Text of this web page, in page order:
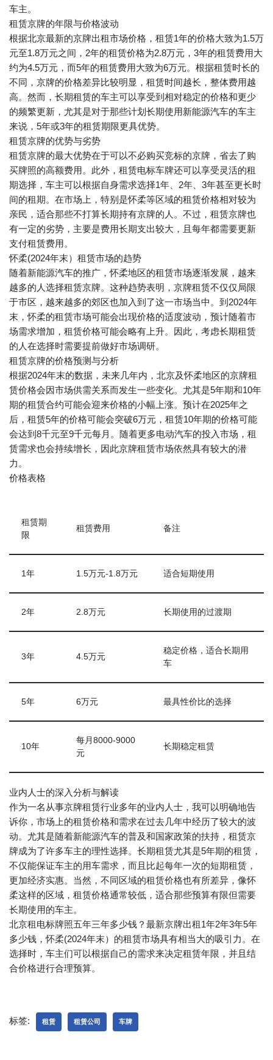
车主。
租赁京牌的年限与价格波动
根据北京最新的京牌出租市场价格，租赁1年的价格大致为1.5万
元至1.8万元之间，2年的租赁价格为2.8万元，3年的租赁费用大
约为4.5万元，而5年的租赁费用大致为6万元。根据租赁时长的
不同，京牌的价格差异比较明显，租赁时间越长，整体费用越
高。然而，长期租赁的车主可以享受到相对稳定的价格和更少
的频繁更新，尤其是对于那些计划长期使用新能源汽车的车主
来说，5年或3年的租赁期限更具优势。
租赁京牌的优势与劣势
租赁京牌的最大优势在于可以不必购买竞标的京牌，省去了购
买牌照的高额费用。此外，租赁电标车牌还可以享受灵活的租
期选择，车主可以根据自身需求选择1年、2年、3年甚至更长时
间的租期。在市场上，特别是怀柔等区域的租赁价格相对较为
亲民，适合那些不打算长期持有京牌的人。不过，租赁京牌也
有一定的劣势，主要是费用长期支出较大，且每年都需要更新
支付租赁费用。
怀柔(2024年末）租赁市场的趋势
随着新能源汽车的推广，怀柔地区的租赁市场逐渐发展，越来
越多的人选择租赁京牌。这种趋势表明，京牌租赁不仅仅局限
于市区，越来越多的郊区也加入到了这一市场当中。到2024年
末，怀柔的租赁市场可能会出现价格的适度波动，预计随着市
场需求增加，租赁价格可能会略有上升。因此，考虑长期租赁
的人在选择时需要提前做好市场调研。
租赁京牌的价格预测与分析
根据2024年末的数据，未来几年内，北京及怀柔地区的京牌租
赁价格会因市场供需关系而发生一些变化。尤其是5年期和10年
期的租赁合约可能会迎来价格的小幅上涨。预计在2025年之
后，租赁5年的价格可能会突破6万元，租赁10年期的价格可能
会达到8千元至9千元每月。随着更多电动汽车的投入市场，租
赁需求也会持续增长，因此京牌租赁市场依然具有较大的潜
力。
价格表格
租赁期
限
租赁费用 备注
1年 1.5万元-1.8万元 适合短期使用
2年 2.8万元 长期使用的过渡期
3年 4.5万元
稳定价格，适合长期用
车
5年 6万元 最具性价比的选择
10年
每月8000-9000
元
长期稳定租赁
业内人士的深入分析与解读
作为一名从事京牌租赁行业多年的业内人士，我可以明确地告
诉你，市场上的租赁价格和需求在过去几年中经历了较大的波
动。尤其是随着新能源汽车的普及和国家政策的扶持，租赁京
牌成为了许多车主的理性选择。长期租赁尤其是5年期的租赁，
不仅能保证车主的用车需求，而且比起每年一次的短期租赁，
更加经济实惠。当然，不同区域的租赁价格也有所差异，像怀
柔这样的区域，租赁价格通常较低，适合那些预算有限但需要
长期使用的车主。
北京租电标牌照五年三年多少钱？最新京牌出租1年2年3年5年
多少钱，怀柔(2024年末）的租赁市场具有相当大的吸引力。在
选择时，车主们可以根据自己的需求来决定租赁年限，并且结
合价格进行合理预算。
标签: 租赁 租赁公司 车牌